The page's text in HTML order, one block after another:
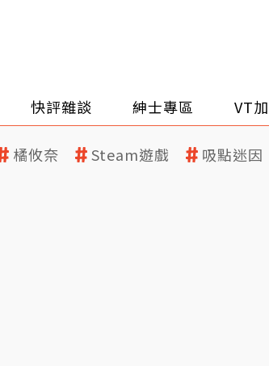
快評雜談 紳士專區 VT
橘攸奈 Steam遊戲 吸點迷因